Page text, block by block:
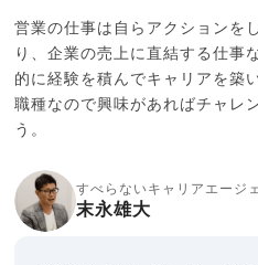
営業の仕事は自らアクションを
り、企業の売上に直結する仕事
的に経験を積んでキャリアを築
職種なので興味があればチャレ
う。
すべらないキャリアエージ
末永雄大